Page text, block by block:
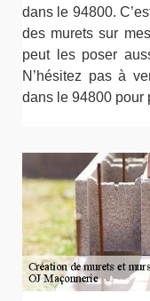
dans le 94800.
des murets sur
peut les poser
N’hésitez pas à
dans le 94800 pour